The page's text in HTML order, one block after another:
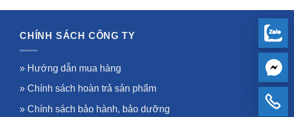
CHÍNH SÁCH CÔNG TY
» Hướng dẫn mua hàng
» Chính sách hoàn trả sản phẩm
» Chính sách bảo hành, bảo dưỡng